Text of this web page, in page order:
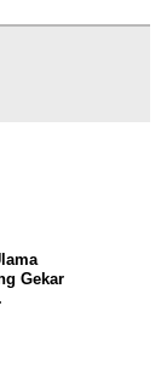
Gekar